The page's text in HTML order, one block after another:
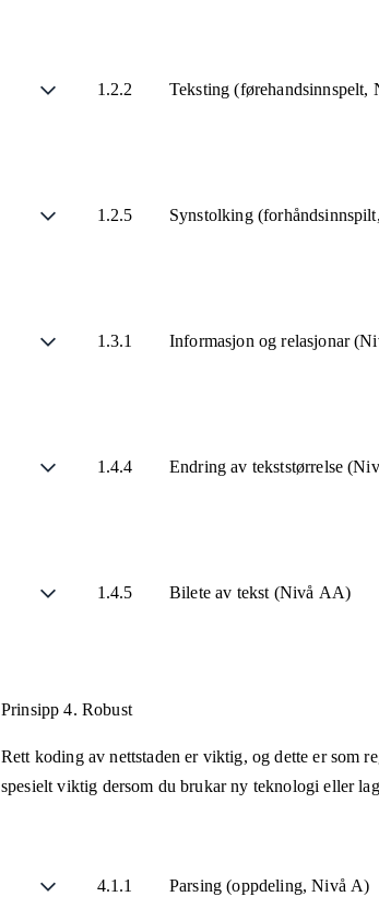
1.2.2 Teksting (førehandsinnspelt,
1.2.5 Synstolking
1.3.1 Informasjon og relasjonar
1.4.4 Endring av tekststørrelse
1.4.5 Bilete av tekst (Nivå AA)
Prinsipp 4. Robust
Rett koding av nettstaden er viktig, og dette er som
spesielt viktig dersom du brukar ny teknologi eller
4.1.1 Parsing (oppdeling, Nivå A)